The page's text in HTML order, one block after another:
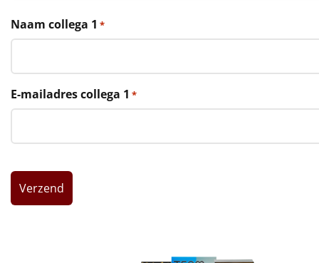
Rituals
Mannen
Leuke
Naam collega 1 *
E-mailadres collega 1 *